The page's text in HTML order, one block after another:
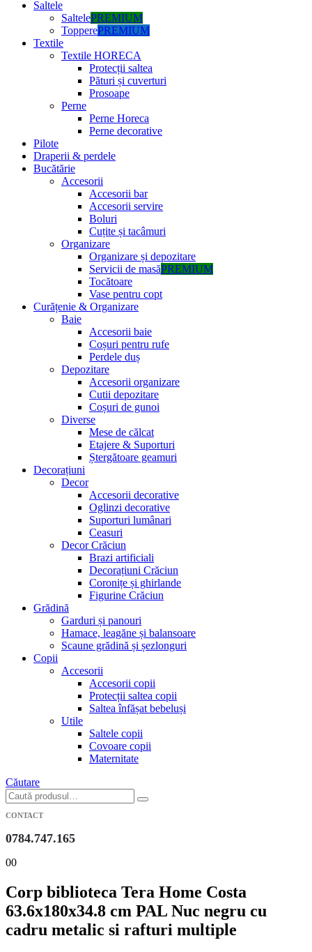
Saltele
SaltelePREMIUM
TopperePREMIUM
Textile
Textile HORECA
Protecții saltea
Pături și cuverturi
Prosoape
Perne
Perne Horeca
Perne decorative
Pilote
Draperii & perdele
Bucătărie
Accesorii
Accesorii bar
Accesorii servire
Boluri
Cuțite și tacâmuri
Organizare
Organizare și depozitare
Servicii de masăPREMIUM
Tocătoare
Vase pentru copt
Curățenie & Organizare
Baie
Accesorii baie
Coșuri pentru rufe
Perdele duș
Depozitare
Accesorii organizare
Cutii depozitare
Coșuri de gunoi
Diverse
Mese de călcat
Etajere & Suporturi
Ștergătoare geamuri
Decorațiuni
Decor
Accesorii decorative
Oglinzi decorative
Suporturi lumânari
Ceasuri
Decor Crăciun
Brazi artificiali
Decorațiuni Crăciun
Coronițe și ghirlande
Figurine Crăciun
Grădină
Garduri și panouri
Hamace, leagăne și balansoare
Scaune grădină și șezlonguri
Copii
Accesorii
Accesorii copii
Protecții saltea copii
Saltea înfășat bebeluși
Utile
Saltele copii
Covoare copii
Maternitate
Căutare
CONTACT
0784.747.165
00
Corp biblioteca Tera Home Costa
63.6x180x34.8 cm PAL Nuc negru cu
cadru metalic si rafturi multiple